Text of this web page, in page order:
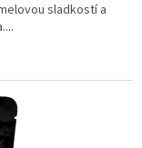
sladkostí a